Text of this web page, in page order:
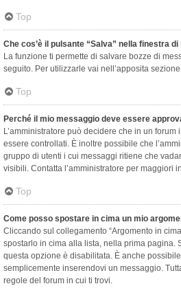
Top
Che cos’è il pulsante “Salva” nella finestra
La funzione ti permette di salvare bozze di
seguito. Per utilizzarle vai nell’apposita
Top
Perché il mio messaggio deve essere
L’amministratore può decidere che in un
essere controllati. È inoltre possibile che
gruppo di utenti i cui messaggi ritiene che
visibili. Contatta l’amministratore per maggiori
Top
Come posso spostare in cima un mio
Cliccando sul collegamento “Argomento in
spostarlo in cima alla lista, nella prima pagina.
questa opzione è disabilitata. È anche
semplicemente inserendovi un messaggio.
regole del forum in cui ti trovi.